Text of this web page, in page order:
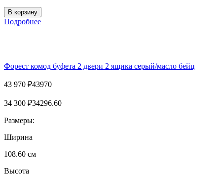
Подробнее
Форест комод буфета 2 двери 2 ящика серый/масло бейц
43 970 ₽43970
34 300 ₽34296.60
Размеры:
Ширина
108.60 см
Высота